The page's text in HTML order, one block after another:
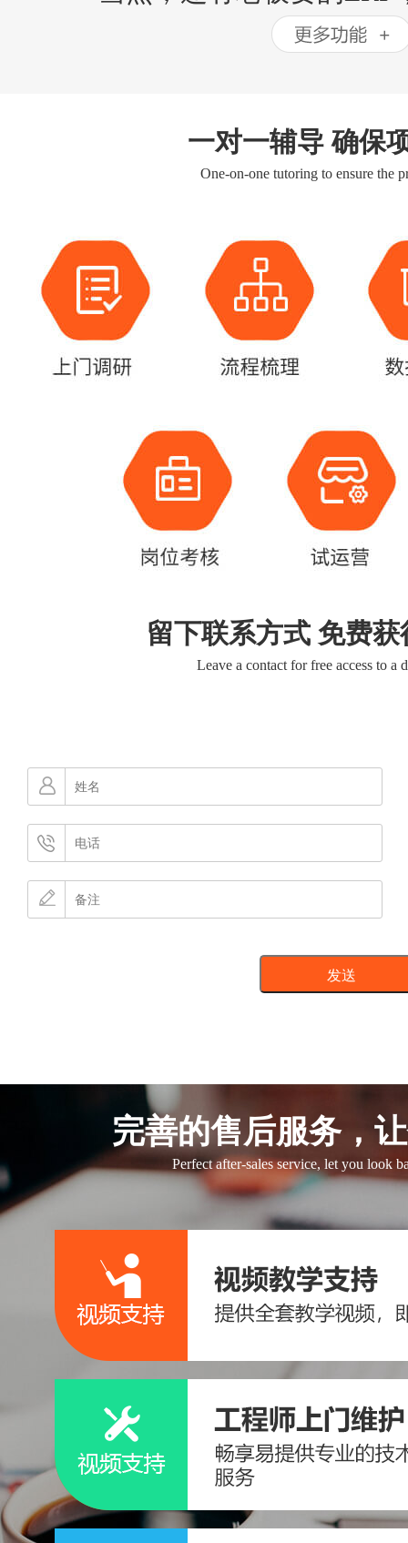
一对一辅导 确保
One-on-one tutoring to ensure the
留下联系方式 免费
Leave a contact for free access to a
完善的售后服务，
Perfect after-sales service, let you look